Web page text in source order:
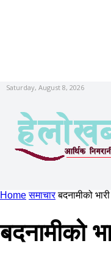
Saturday, August 8, 2026
Home समाचार बदनामीको
बदनामीको